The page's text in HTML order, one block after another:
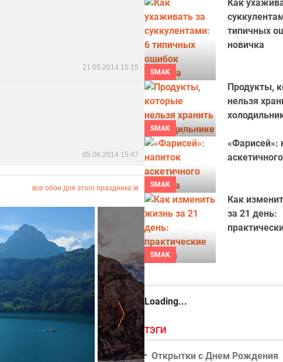
21.05.2014 15:15
05.06.2014 15:47
все обои для этого праздника
SMAK
Как
типичных
новичка
SMAK
Продукты,
нельзя
SMAK
«Фарисей»:
SMAK
Как
за 21 день:
Loading...
ТЭГИ
Открытки с Днем Рождения